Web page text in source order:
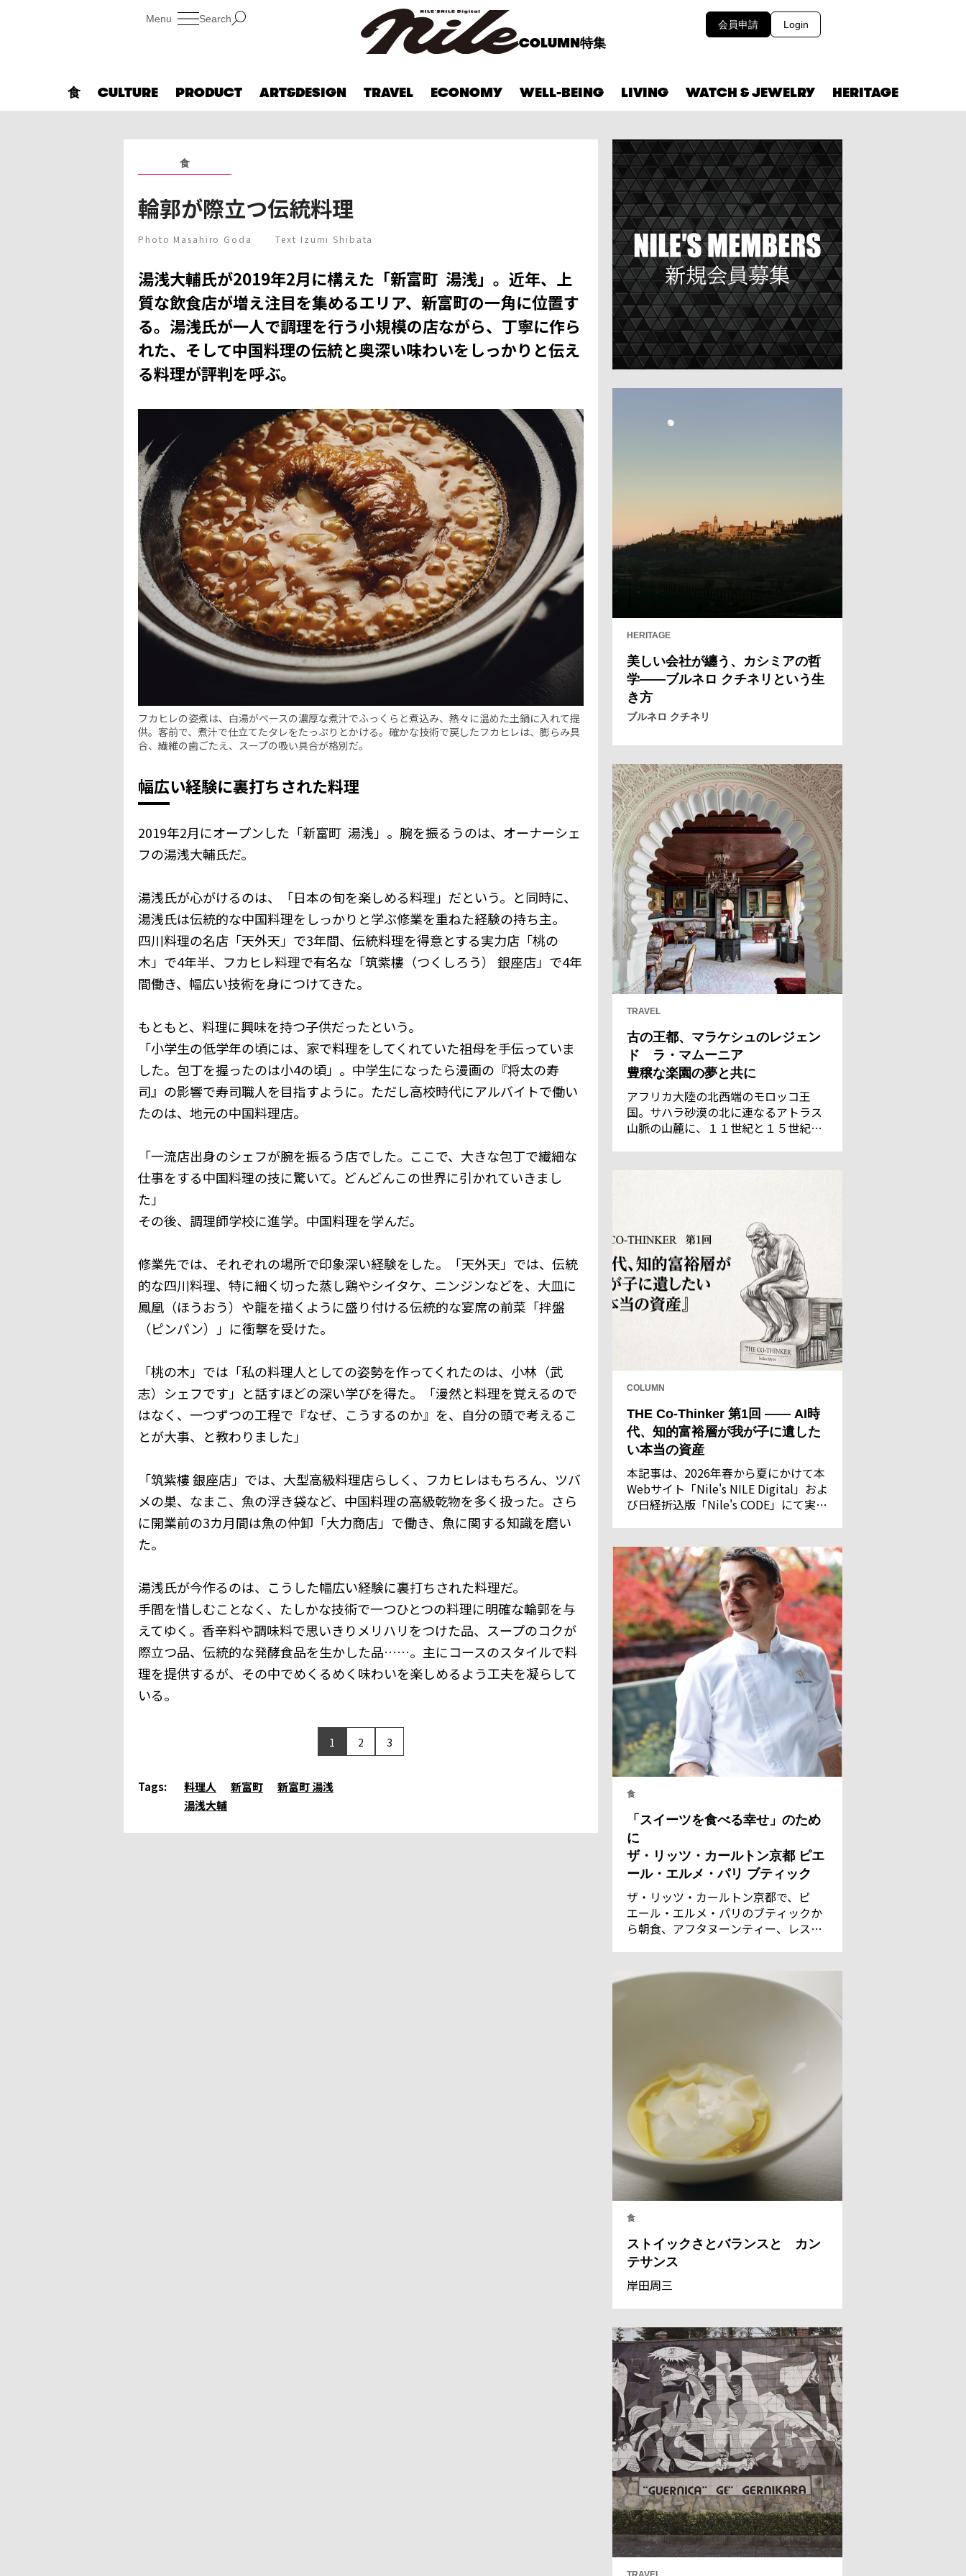
Search
COLUMN特集
会員申請 Login
食 CULTURE PRODUCT ART&DESIGN TRAVEL ECONOMY WELL-BEING LIVING WATCH & JEWELRY HERITAGE
食
輪郭が際立つ伝統料理
Photo Masahiro Goda Text Izumi Shibata
湯浅大輔氏が2019年2月に構えた「新富町 湯浅」。近年、上
質な飲食店が増え注目を集めるエリア、新富町の一角に位置す
る。湯浅氏が一人で調理を行う小規模の店ながら、丁寧に作ら
れた、そして中国料理の伝統と奥深い味わいをしっかりと伝え
る料理が評判を呼ぶ。
フカヒレの姿煮は、白湯がベースの濃厚な煮汁でふっくらと煮込み、熱々に温めた土鍋に入れて提
供。客前で、煮汁で仕立てたタレをたっぷりとかける。確かな技術で戻したフカヒレは、膨らみ具
合、繊維の歯ごたえ、スープの吸い具合が格別だ。
幅広い経験に裏打ちされた料理
2019年2月にオープンした「新富町 湯浅」。腕を振るうのは、オーナーシェ
フの湯浅大輔氏だ。
湯浅氏が心がけるのは、「日本の旬を楽しめる料理」だという。と同時に、
湯浅氏は伝統的な中国料理をしっかりと学ぶ修業を重ねた経験の持ち主。
四川料理の名店「天外天」で3年間、伝統料理を得意とする実力店「桃の
木」で4年半、フカヒレ料理で有名な「筑紫樓（つくしろう） 銀座店」で4年
間働き、幅広い技術を身につけてきた。
もともと、料理に興味を持つ子供だったという。
「小学生の低学年の頃には、家で料理をしてくれていた祖母を手伝っていま
した。包丁を握ったのは小4の頃」。中学生になったら漫画の『将太の寿
司』の影響で寿司職人を目指すように。ただし高校時代にアルバイトで働い
たのは、地元の中国料理店。
「一流店出身のシェフが腕を振るう店でした。ここで、大きな包丁で繊細な
仕事をする中国料理の技に驚いて。どんどんこの世界に引かれていきまし
た」
その後、調理師学校に進学。中国料理を学んだ。
修業先では、それぞれの場所で印象深い経験をした。「天外天」では、伝統
的な四川料理、特に細く切った蒸し鶏やシイタケ、ニンジンなどを、大皿に
鳳凰（ほうおう）や龍を描くように盛り付ける伝統的な宴席の前菜「拌盤
（ピンパン）」に衝撃を受けた。
「桃の木」では「私の料理人としての姿勢を作ってくれたのは、小林（武
志）シェフです」と話すほどの深い学びを得た。「漫然と料理を覚えるので
はなく、一つずつの工程で『なぜ、こうするのか』を、自分の頭で考えるこ
とが大事、と教わりました」
「筑紫樓 銀座店」では、大型高級料理店らしく、フカヒレはもちろん、ツバ
メの巣、なまこ、魚の浮き袋など、中国料理の高級乾物を多く扱った。さら
に開業前の3カ月間は魚の仲卸「大力商店」で働き、魚に関する知識を磨い
た。
湯浅氏が今作るのは、こうした幅広い経験に裏打ちされた料理だ。
手間を惜しむことなく、たしかな技術で一つひとつの料理に明確な輪郭を与
えてゆく。香辛料や調味料で思いきりメリハリをつけた品、スープのコクが
際立つ品、伝統的な発酵食品を生かした品……。主にコースのスタイルで料
理を提供するが、その中でめくるめく味わいを楽しめるよう工夫を凝らして
いる。
1 2 3
Tags: 料理人 新富町
新富町 湯浅
湯浅大輔
HERITAGE
美しい会社が纏う、カシミアの哲
学——ブルネロ クチネリという生
き方
ブルネロ クチネリ
TRAVEL
古の王都、マラケシュのレジェン
ド ラ・マムーニア
豊穣な楽園の夢と共に
アフリカ大陸の北西端のモロッコ王
国。サハラ砂漠の北に連なるアトラス
山脈の山麓に、１１世紀と１５世紀の
COLUMN
THE Co-Thinker 第1回 —— AI時
代、知的富裕層が我が子に遺した
い本当の資産
本記事は、2026年春から夏にかけて本
Webサイト「Nile's NILE Digital」およ
び日経折込版「Nile's CODE」にて実施
食
「スイーツを食べる幸せ」のため
に
ザ・リッツ・カールトン京都 ピエ
ール・エルメ・パリ ブティック
ザ・リッツ・カールトン京都で、ピ
エール・エルメ・パリのブティックか
ら朝食、アフタヌーンティー、レスト
全国からのゲストのために、今日も甘
く美しい、魔法のようなスイーツを作
食
ストイックさとバランスと カン
テサンス
岸田周三